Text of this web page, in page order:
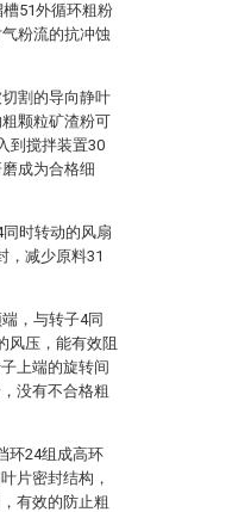
51外循环粗粉
粉流的抗冲蚀
割的导向静叶
颗粒矿渣粉可
到搅拌装置30
成为合格细
时转动的风扇
，减少原料31
，与转子4同
风压，能有效阻
上端的旋转间
没有不合格粗
环24组成高环
片密封结构，
有效的防止粗